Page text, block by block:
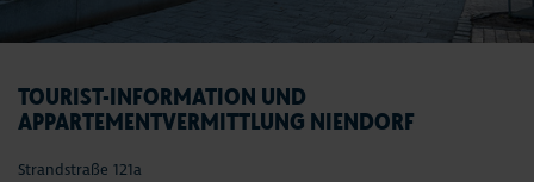
TOURIST-INFORMATION UND
APPARTEMENTVERMITTLUNG NIENDORF
Strandstraße 121a